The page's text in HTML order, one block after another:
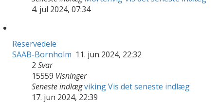
4. jul 2024, 07:34
Reservedele
SAAB-Bornholm 11. jun 2024, 22:32
2 Svar
15559 Visninger
Seneste indlægvikingVis det seneste indlæg
17. jun 2024, 22:39